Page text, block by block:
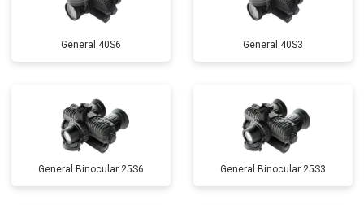
General 40S6 General 40S3
General Binocular 25S6 General Binocular 25S3